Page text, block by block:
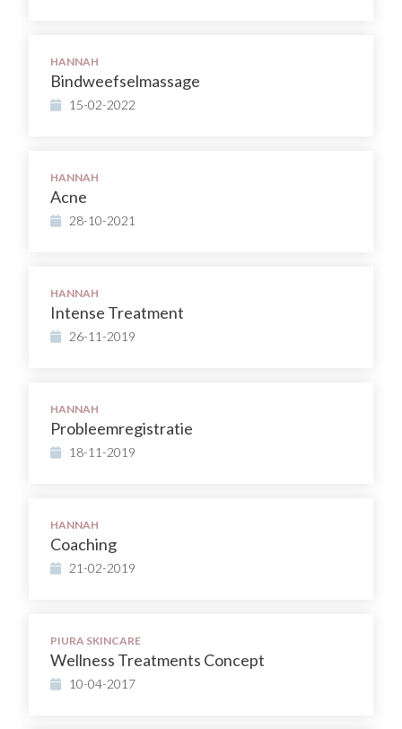
HANNAH
Bindweefselmassage
15-02-2022
HANNAH
Acne
28-10-2021
HANNAH
Intense Treatment
26-11-2019
HANNAH
Probleemregistratie
18-11-2019
HANNAH
Coaching
21-02-2019
PIURA SKINCARE
Wellness Treatments Concept
10-04-2017